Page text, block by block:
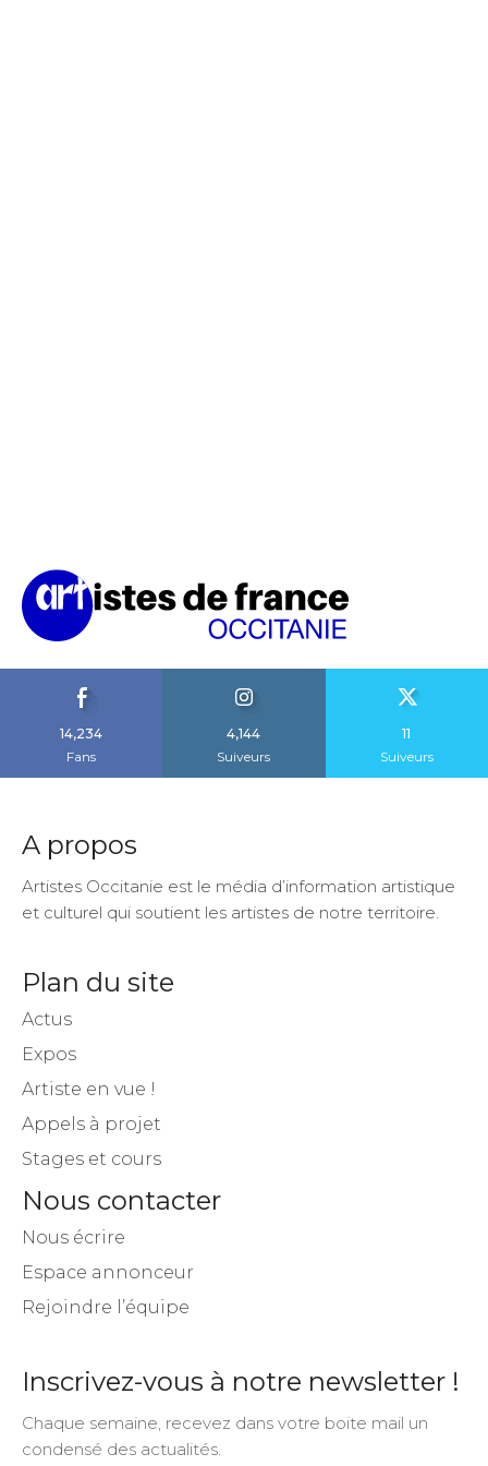
14,234
Fans
4,144
Suiveurs
11
Suiveurs
A propos
Artistes Occitanie est le média d’information artistique
et culturel qui soutient les artistes de notre territoire.
Plan du site
Actus
Expos
Artiste en vue !
Appels à projet
Stages et cours
Nous contacter
Nous écrire
Espace annonceur
Rejoindre l’équipe
Inscrivez-vous à notre newsletter !
Chaque semaine, recevez dans votre boite mail un
condensé des actualités.